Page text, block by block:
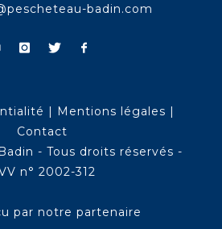
badin.com
| Mentions légales |
Contact
- Tous droits réservés -
n° 2002-312
par notre partenaire